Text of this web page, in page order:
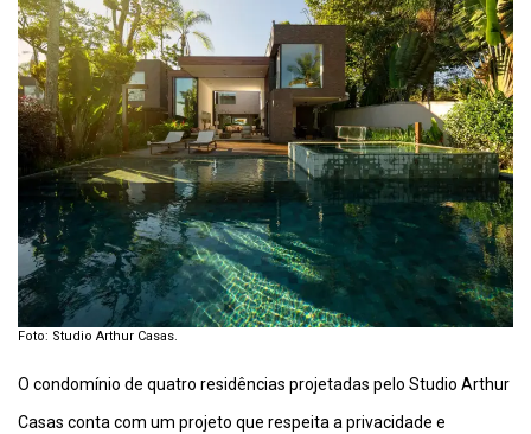
Foto: Studio Arthur Casas.
O condomínio de quatro residências projetadas pelo Studio Arthur
Casas conta com um projeto que respeita a privacidade e